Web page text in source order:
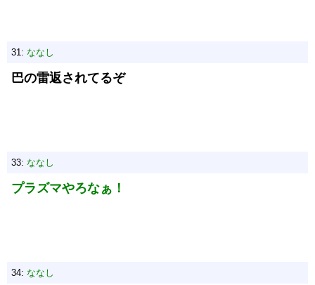
31: ななし
巴の雷返されてるぞ
33: ななし
プラズマやろなぁ！
34: ななし